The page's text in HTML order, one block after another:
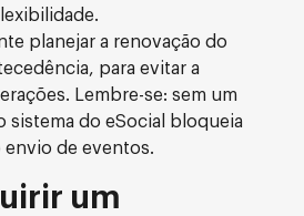
planejar a renovação do
para evitar a
Lembre-se: sem um
sistema do eSocial bloqueia
de eventos.
um